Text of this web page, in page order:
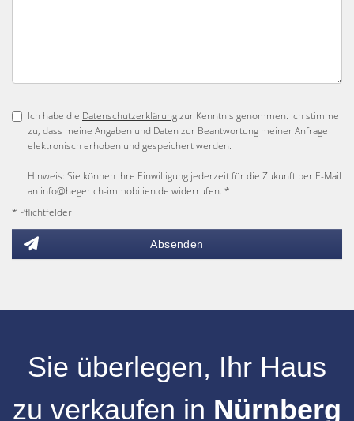
Ich habe die Datenschutzerklärungzur Kenntnis genommen. Ich stimme
zu, dass meine Angaben und Daten zur Beantwortung meiner Anfrage
elektronisch erhoben und gespeichert werden.
Hinweis: Sie können Ihre Einwilligung jederzeit für die Zukunft per E-Mail
an info@hegerich-immobilien.de widerrufen. *
* Pflichtfelder
Absenden
Sie überlegen, Ihr Haus
zu verkaufen in Nürnberg